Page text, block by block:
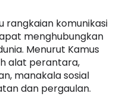
rangkaian komunikasi
menghubungkan
Menurut Kamus
alat perantara,
manakala sosial
dan pergaulan.